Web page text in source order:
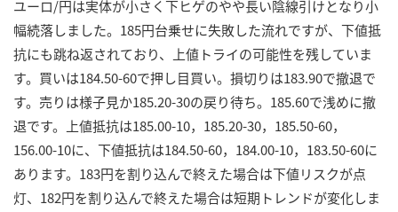
ユーロ/円は実体が小さく下ヒゲのやや長い陰線引けとなり小
幅続落しました。185円台乗せに失敗した流れですが、下値抵
抗にも跳ね返されており、上値トライの可能性を残していま
す。買いは184.50-60で押し目買い。損切りは183.90で撤退で
す。売りは様子見か185.20-30の戻り待ち。185.60で浅めに撤
退です。上値抵抗は185.00-10，185.20-30，185.50-60，
156.00-10に、下値抵抗は184.50-60，184.00-10，183.50-60に
あります。183円を割り込んで終えた場合は下値リスクが点
灯、182円を割り込んで終えた場合は短期トレンドが変化しま